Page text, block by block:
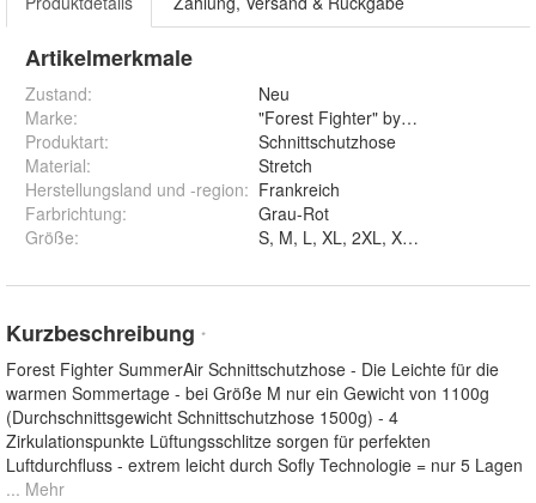
Artikelmerkmale
Zustand:
Neu
Marke:
"Forest Fighter" by Francital
Produktart:
Schnittschutzhose
Material:
Stretch
Herstellungsland und -region: Frankreich
Farbrichtung:
Grau-Rot
Größe:
Kurzbeschreibung *
Forest Fighter SummerAir Schnittschutzhose - Die Leichte für die
warmen Sommertage - bei Größe M nur ein Gewicht von 1100g
(Durchschnittsgewicht Schnittschutzhose 1500g) - 4
Zirkulationspunkte Lüftungsschlitze sorgen für perfekten
Luftdurchfluss - extrem leicht durch Sofly Technologie = nur 5 Lagen
... Mehr